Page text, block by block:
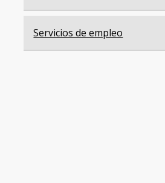
Servicios de empleo